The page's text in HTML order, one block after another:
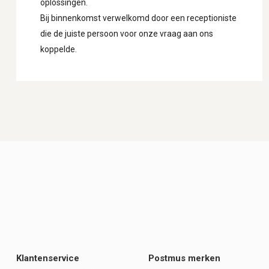
oplossingen.
Bij binnenkomst verwelkomd door een receptioniste
die de juiste persoon voor onze vraag aan ons
koppelde.
Klantenservice
Postmus merken